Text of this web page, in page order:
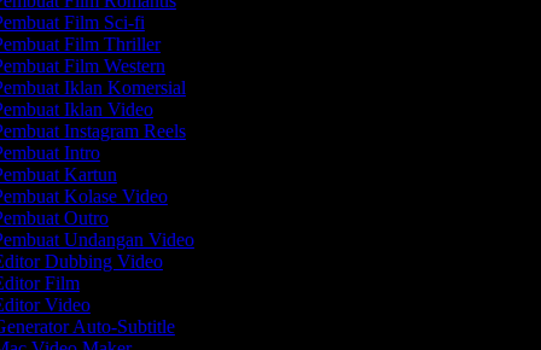
Film Sci-fi
Film Thriller
Film Western
Iklan Komersial
Iklan Video
Instagram Reels
Intro
Kartun
Kolase Video
Outro
Undangan Video
Dubbing Video
Film
Video
Auto-Subtitle